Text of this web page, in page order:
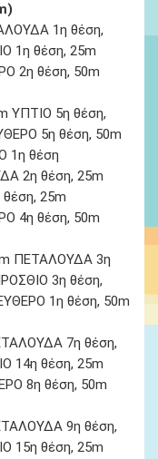
1η θέση,
1η θέση, 25m
2η θέση, 50m
ΥΠΤΙΟ 5η θέση,
5η θέση, 50m
1η θέση
2η θέση, 25m
θέση, 25m
4η θέση, 50m
ΠΕΤΑΛΟΥΔΑ 3η
3η θέση,
1η θέση, 50m
7η θέση,
14η θέση, 25m
8η θέση, 50m
9η θέση,
15η θέση, 25m